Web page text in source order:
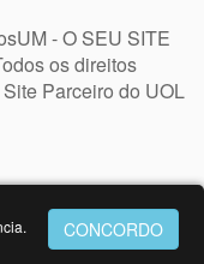
- O SEU SITE
os direitos
Parceiro do UOL